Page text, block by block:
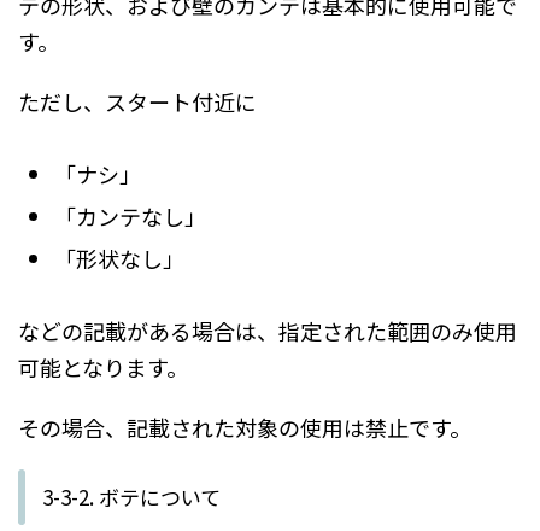
す。
ただし、スタート付近に
「ナシ」
「カンテなし」
「形状なし」
などの記載がある場合は、指定された範囲のみ使用
可能となります。
その場合、記載された対象の使用は禁止です。
3-3-2. ボテについて